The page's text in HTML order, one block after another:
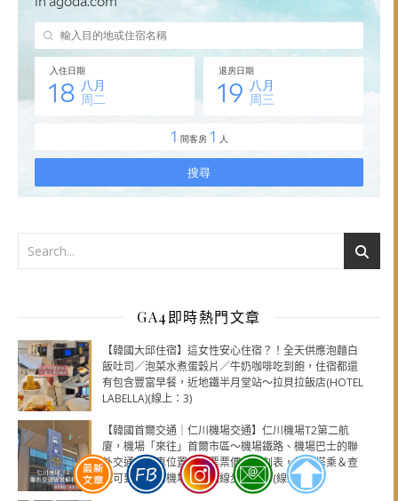
GA4即時熱門文章
【韓國大邱住宿】這女性安心住宿？！全天供應泡麵白
飯吐司／泡菜水煮蛋穀片／牛奶咖啡吃到飽，住宿都還
有包含豐富早餐，近地鐵半月堂站～拉貝拉飯店(HOTEL
LABELLA)(線上：3)
【韓國首爾交通｜仁川機場交通】仁川機場T2第二航
廈，機場「來往」首爾市區～機場鐵路、機場巴士的聯
外交通，乘車位置、車票票價、時刻表，如何搭乘＆查
找可到住宿的機場巴士路線步驟教學(線上：3)